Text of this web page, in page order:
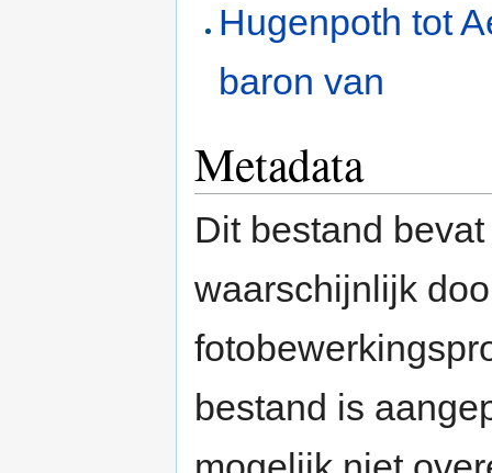
Hugenpoth tot
baron van
Metadata
Dit bestand
waarschijnlijk
bestand is